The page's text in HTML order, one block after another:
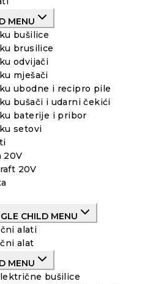
MENU
bušilice
brusilice
odvijači
mješači
ubodne i recipro pile
bušači i udarni čekići
baterije i pribor
setovi
20V
20V
CHILD MENU
alati
alat
MENU
bušilice